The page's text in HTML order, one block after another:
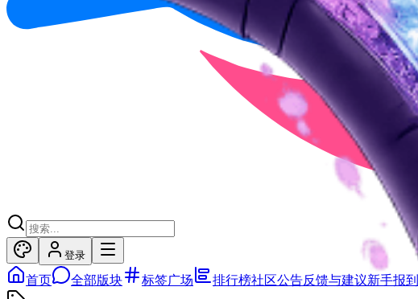
登录
首页 全部版块 标签广场 排行榜社区公告反馈与建议新手报到